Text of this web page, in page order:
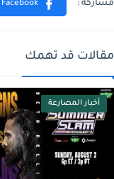
مقالات قد تهمك
أخبار المصارعة